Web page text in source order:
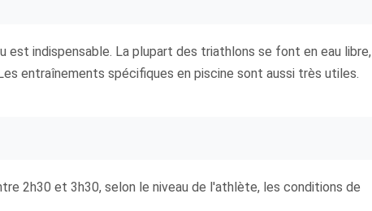
est indispensable. La plupart des triathlons se font en eau libre,
entraînements spécifiques en piscine sont aussi très utiles.
2h30 et 3h30, selon le niveau de l'athlète, les conditions de